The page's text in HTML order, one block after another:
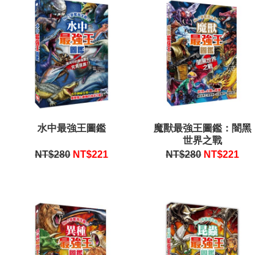
水中最強王圖鑑
NT$280 NT$221
魔獸最強王圖鑑：闇黑
世界之戰
NT$280 NT$221